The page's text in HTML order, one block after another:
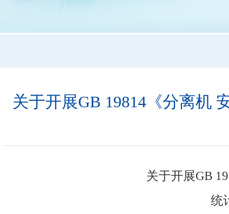
关于开展GB 19814《分离机
关于开展GB
统